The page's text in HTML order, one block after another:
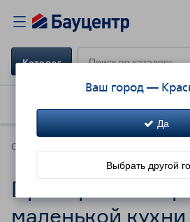
Ваш город —
Да
Выбрать другой
Каталог
Советы
Примеры
маленькой кухни